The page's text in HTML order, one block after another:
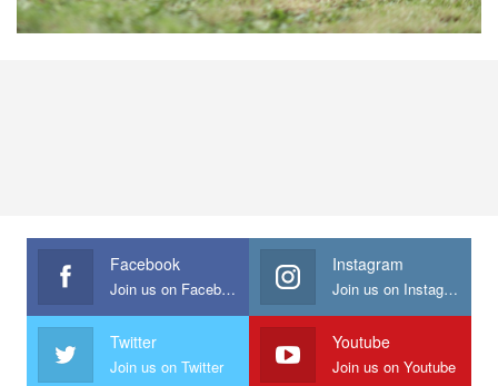
Facebook
Join us on Facebook
Instagram
Join us on Instagram
Twitter
Join us on Twitter
Youtube
Join us on Youtube